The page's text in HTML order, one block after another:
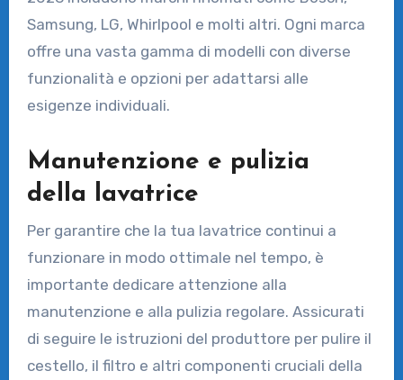
Samsung, LG, Whirlpool e molti altri. Ogni marca
offre una vasta gamma di modelli con diverse
funzionalità e opzioni per adattarsi alle
esigenze individuali.
Manutenzione e pulizia
della lavatrice
Per garantire che la tua lavatrice continui a
funzionare in modo ottimale nel tempo, è
importante dedicare attenzione alla
manutenzione e alla pulizia regolare. Assicurati
di seguire le istruzioni del produttore per pulire il
cestello, il filtro e altri componenti cruciali della